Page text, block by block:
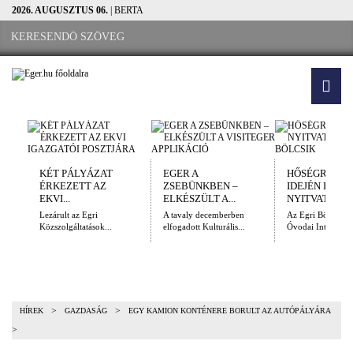
2026. AUGUSZTUS 06. | BERTA
KÉT PÁLYÁZAT
ÉRKEZETT AZ
EKVI...
Lezárult az Egri
Közszolgáltatások...
EGER A
ZSEBÜNKBEN –
ELKÉSZÜLT A...
A tavaly decemberben
elfogadott Kulturális...
HŐSÉGRIADÓ
IDEJÉN IS
Az Egri Bölcsődei
Óvodai
HÍREK > GAZDASÁG > EGY KAMION KONTÉNERE BORULT AZ AUTÓPÁLYÁRA
>